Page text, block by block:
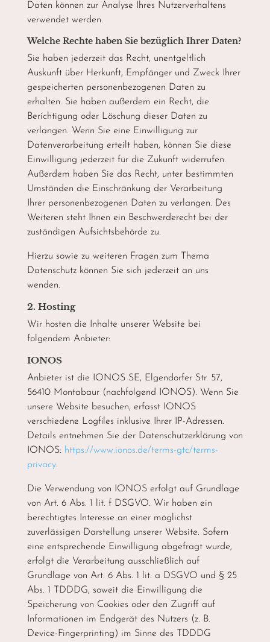
Daten können zur Analyse Ihres Nutzerverhaltens
verwendet werden.
Welche Rechte haben Sie bezüglich Ihrer Daten?
Sie haben jederzeit das Recht, unentgeltlich
Auskunft über Herkunft, Empfänger und Zweck Ihrer
gespeicherten personenbezogenen Daten zu
erhalten. Sie haben außerdem ein Recht, die
Berichtigung oder Löschung dieser Daten zu
verlangen. Wenn Sie eine Einwilligung zur
Datenverarbeitung erteilt haben, können Sie diese
Einwilligung jederzeit für die Zukunft widerrufen.
Außerdem haben Sie das Recht, unter bestimmten
Umständen die Einschränkung der Verarbeitung
Ihrer personenbezogenen Daten zu verlangen. Des
Weiteren steht Ihnen ein Beschwerderecht bei der
zuständigen Aufsichtsbehörde zu.
Hierzu sowie zu weiteren Fragen zum Thema
Datenschutz können Sie sich jederzeit an uns
wenden.
2. Hosting
Wir hosten die Inhalte unserer Website bei
folgendem Anbieter:
IONOS
Anbieter ist die IONOS SE, Elgendorfer Str. 57,
56410 Montabaur (nachfolgend IONOS). Wenn Sie
unsere Website besuchen, erfasst IONOS
verschiedene Logfiles inklusive Ihrer IP-Adressen.
Details entnehmen Sie der Datenschutzerklärung von
IONOS: https://www.ionos.de/terms-gtc/terms-
privacy.
Die Verwendung von IONOS erfolgt auf Grundlage
von Art. 6 Abs. 1 lit. f DSGVO. Wir haben ein
berechtigtes Interesse an einer möglichst
zuverlässigen Darstellung unserer Website. Sofern
eine entsprechende Einwilligung abgefragt wurde,
erfolgt die Verarbeitung ausschließlich auf
Grundlage von Art. 6 Abs. 1 lit. a DSGVO und § 25
Abs. 1 TDDDG, soweit die Einwilligung die
Speicherung von Cookies oder den Zugriff auf
Informationen im Endgerät des Nutzers (z. B.
Device-Fingerprinting) im Sinne des TDDDG